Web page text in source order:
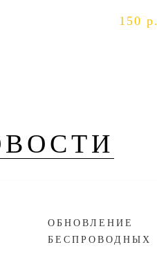
150 р.
ОБНОВЛЕНИЕ
БЕСПРОВОДНЫХ